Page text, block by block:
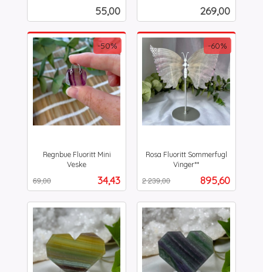
Pris
55,00 Pris
269,00
Regnbue Fluoritt Mini
Veske
Tilbud
34,43
69,00
-50%
mva.
Rosa Fluoritt Sommerfugl
Vinger**
Tilbud
895,60
2 239,00
-60%
mva.